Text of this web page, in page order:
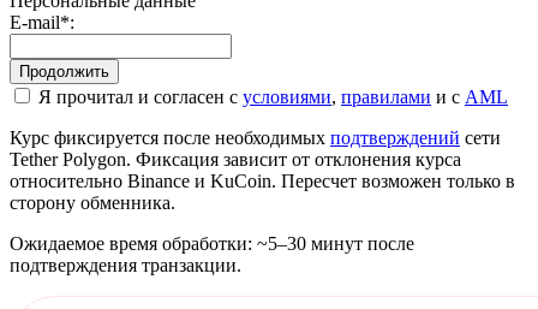
E-mail*:
Я прочитал и согласен с условиями, правилами и с AML
Курс фиксируется после необходимых подтверждений сети
Tether Polygon. Фиксация зависит от отклонения курса
относительно Binance и KuCoin. Пересчет возможен только в
сторону обменника.
Ожидаемое время обработки: ~5–30 минут после
подтверждения транзакции.